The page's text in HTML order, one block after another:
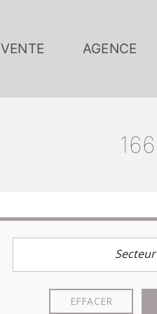
VENTE AGENCE
166
Secteur
EFFACER